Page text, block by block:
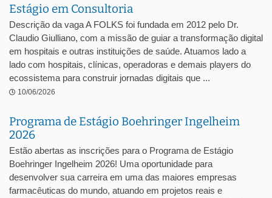
Estágio em Consultoria
Descrição da vaga A FOLKS foi fundada em 2012 pelo Dr.
Claudio Giulliano, com a missão de guiar a transformação digital
em hospitais e outras instituições de saúde. Atuamos lado a
lado com hospitais, clínicas, operadoras e demais players do
ecossistema para construir jornadas digitais que ...
10/06/2026
Programa de Estágio Boehringer Ingelheim
2026
Estão abertas as inscrições para o Programa de Estágio
Boehringer Ingelheim 2026! Uma oportunidade para
desenvolver sua carreira em uma das maiores empresas
farmacêuticas do mundo, atuando em projetos reais e